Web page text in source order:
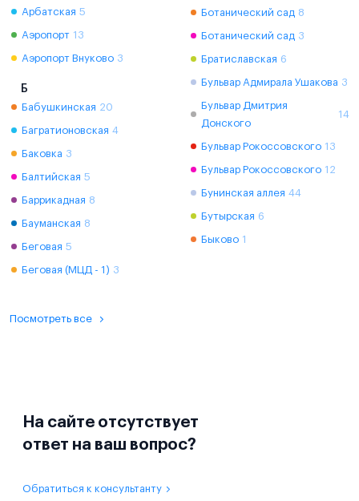
Арбатская 5
Аэропорт 13
Аэропорт Внуково 3
Б
Бабушкинская 20
Багратионовская 4
Баковка 3
Балтийская 5
Баррикадная 8
Бауманская 8
Беговая 5
Беговая (МЦД - 1) 3
Ботанический сад 8
Ботанический сад 3
Братиславская 6
Бульвар Адмирала Ушакова 3
Бульвар Дмитрия
Донского
14
Бульвар Рокоссовского 13
Бульвар Рокоссовского 12
Бунинская аллея 44
Бутырская 6
Быково 1
Посмотреть все
На сайте отсутствует
ответ на ваш вопрос?
Обратиться к консультанту